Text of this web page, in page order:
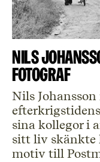
Nils
fotograf
Nils
sina kollegor i
sitt liv skänkte
motiv till